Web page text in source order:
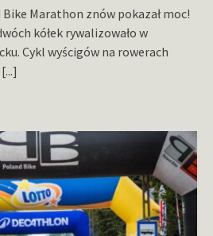
Marathon znów pokazał moc!
kółek rywalizowało w
Cykl wyścigów na rowerach
[...]